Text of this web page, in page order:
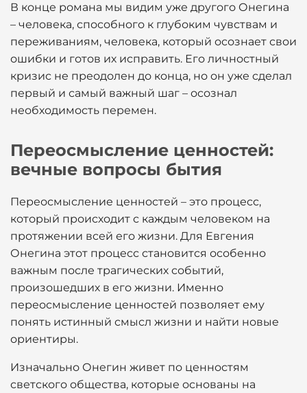
В конце романа мы видим уже другого Онегина
– человека, способного к глубоким чувствам и
переживаниям, человека, который осознает свои
ошибки и готов их исправить. Его личностный
кризис не преодолен до конца, но он уже сделал
первый и самый важный шаг – осознал
необходимость перемен.
Переосмысление ценностей:
вечные вопросы бытия
Переосмысление ценностей – это процесс,
который происходит с каждым человеком на
протяжении всей его жизни. Для Евгения
Онегина этот процесс становится особенно
важным после трагических событий,
произошедших в его жизни. Именно
переосмысление ценностей позволяет ему
понять истинный смысл жизни и найти новые
ориентиры.
Изначально Онегин живет по ценностям
светского общества, которые основаны на